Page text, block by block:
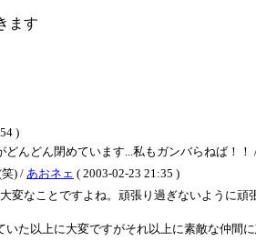
ます
)
んどん閉めています...私もガンバらねば！
) / あおネェ ( 2003-02-23 21:35 )
なことですよね。頑張り過ぎないように頑
た以上に大変ですがそれ以上に素敵な仲間